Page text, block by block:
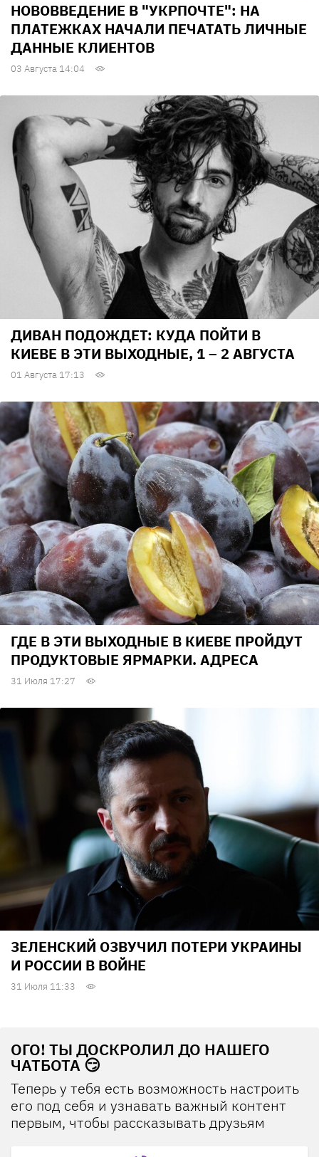
НОВОВВЕДЕНИЕ В "УКРПОЧТЕ": НА
ПЛАТЕЖКАХ НАЧАЛИ ПЕЧАТАТЬ ЛИЧНЫЕ
ДАННЫЕ КЛИЕНТОВ
03 Августа 14:04
ДИВАН ПОДОЖДЕТ: КУДА ПОЙТИ В
КИЕВЕ В ЭТИ ВЫХОДНЫЕ, 1 – 2 АВГУСТА
01 Августа 17:13
ГДЕ В ЭТИ ВЫХОДНЫЕ В КИЕВЕ ПРОЙДУТ
ПРОДУКТОВЫЕ ЯРМАРКИ. АДРЕСА
31 Июля 17:27
ЗЕЛЕНСКИЙ ОЗВУЧИЛ ПОТЕРИ УКРАИНЫ
И РОССИИ В ВОЙНЕ
31 Июля 11:33
ОГО! ТЫ ДОСКРОЛИЛ ДО НАШЕГО
ЧАТБОТА 😏
Теперь у тебя есть возможность настроить
его под себя и узнавать важный контент
первым, чтобы рассказывать друзьям